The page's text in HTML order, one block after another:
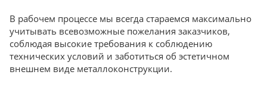
В рабочем процессе мы всегда стараемся максимально
учитывать всевозможные пожелания заказчиков,
соблюдая высокие требования к соблюдению
технических условий и заботиться об эстетичном
внешнем виде металлоконструкции.